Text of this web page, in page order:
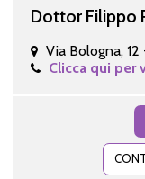
Dottor Filippo
Via Bologna, 12
Clicca qui per